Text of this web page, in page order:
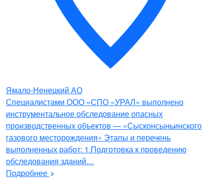
Ямало-Ненецкий АО
Специалистами ООО «СПО «УРАЛ» выполнено
инструментальное обследование опасных
производственных объектов — «Сысконсыньинского
газового месторождения« Этапы и перечень
выполненных работ: 1.Подготовка к проведению
обследования зданий…
Подробнее